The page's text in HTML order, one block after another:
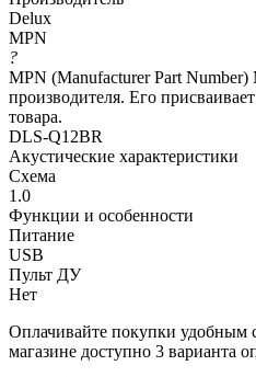
Delux
MPN
?
MPN (Manufacturer Part
производителя. Его
товара.
DLS-Q12BR
Акустические характеристики
Схема
1.0
Функции и особенности
Питание
USB
Пульт ДУ
Нет
Оплачивайте покупки удобным
магазине доступно 3 варианта